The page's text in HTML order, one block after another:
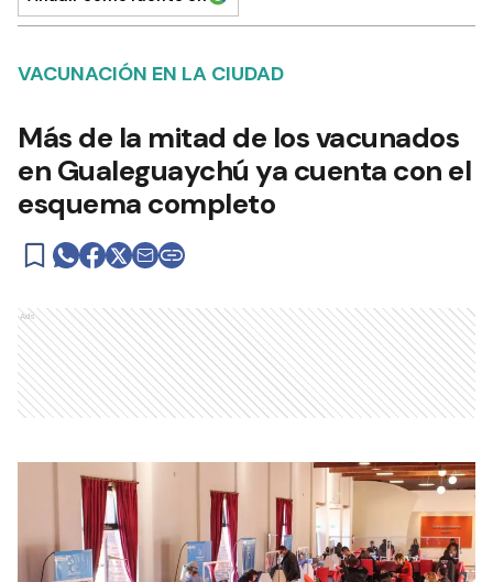
VACUNACIÓN EN LA CIUDAD
Más de la mitad de los vacunados
en Gualeguaychú ya cuenta con el
esquema completo
Ads